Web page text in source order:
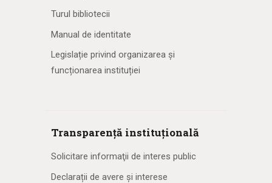
Turul bibliotecii
Manual de identitate
Legislație privind organizarea și
funcționarea instituției
Transparență instituțională
Solicitare informaţii de interes public
Declarații de avere și interese